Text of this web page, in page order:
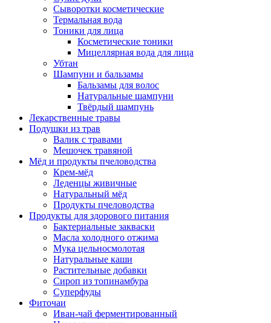
Сыворотки косметические
Термальная вода
Тоники для лица
Косметические тоники
Мицеллярная вода для лица
Убтан
Шампуни и бальзамы
Бальзамы для волос
Натуральные шампуни
Твёрдый шампунь
Лекарственные травы
Подушки из трав
Валик с травами
Мешочек травяной
Мёд и продукты пчеловодства
Крем-мёд
Леденцы живичные
Натуральный мёд
Продукты пчеловодства
Продукты для здорового питания
Бактериальные закваски
Масла холодного отжима
Мука цельносмолотая
Натуральные каши
Растительные добавки
Сироп из топинамбура
Суперфуды
Фиточаи
Иван-чай ферментированный